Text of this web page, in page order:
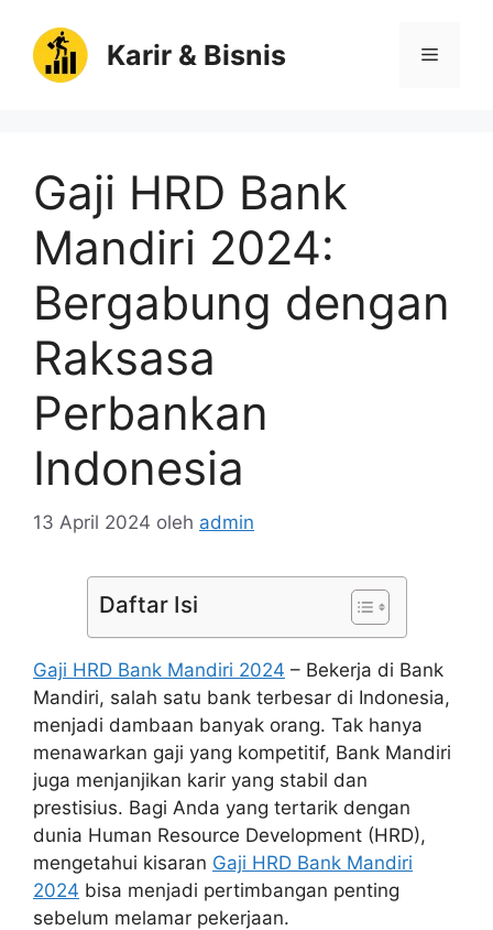
Karir & Bisnis Menu
Gaji HRD Bank
Mandiri 2024:
Bergabung dengan
Raksasa
Perbankan
Indonesia
13 April 2024 oleh admin
Daftar Isi
Gaji HRD Bank Mandiri 2024 – Bekerja di Bank
Mandiri, salah satu bank terbesar di Indonesia,
menjadi dambaan banyak orang. Tak hanya
menawarkan gaji yang kompetitif, Bank Mandiri
juga menjanjikan karir yang stabil dan
prestisius. Bagi Anda yang tertarik dengan
dunia Human Resource Development (HRD),
mengetahui kisaran Gaji HRD Bank Mandiri
2024 bisa menjadi pertimbangan penting
sebelum melamar pekerjaan.